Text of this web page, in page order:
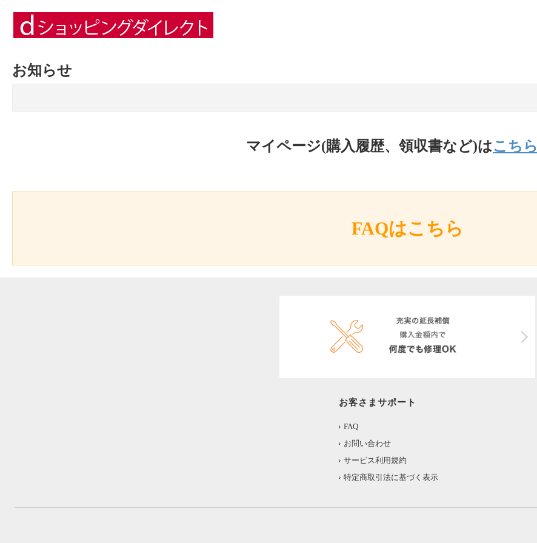
お知らせ
マイページ(購入履歴、領収書など)はこちら
FAQはこちら
お客さまサポート
FAQ
お問い合わせ
サービス利用規約
特定商取引法に基づく表示